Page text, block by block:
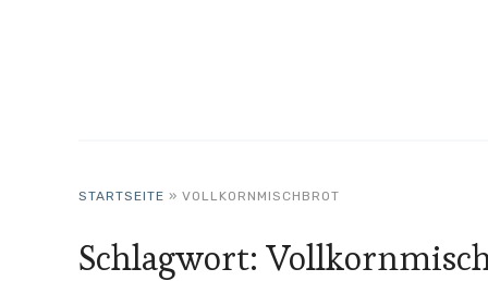
STARTSEITE » VOLLKORNMISCHBROT
Schlagwort: